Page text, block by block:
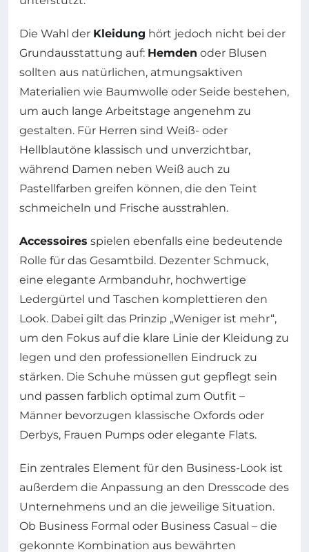
Die Wahl der Kleidung hört jedoch nicht bei der
Grundausstattung auf: Hemden oder Blusen
sollten aus natürlichen, atmungsaktiven
Materialien wie Baumwolle oder Seide bestehen,
um auch lange Arbeitstage angenehm zu
gestalten. Für Herren sind Weiß- oder
Hellblautöne klassisch und unverzichtbar,
während Damen neben Weiß auch zu
Pastellfarben greifen können, die den Teint
schmeicheln und Frische ausstrahlen.
Accessoires spielen ebenfalls eine bedeutende
Rolle für das Gesamtbild. Dezenter Schmuck,
eine elegante Armbanduhr, hochwertige
Ledergürtel und Taschen komplettieren den
Look. Dabei gilt das Prinzip „Weniger ist mehr“,
um den Fokus auf die klare Linie der Kleidung zu
legen und den professionellen Eindruck zu
stärken. Die Schuhe müssen gut gepflegt sein
und passen farblich optimal zum Outfit –
Männer bevorzugen klassische Oxfords oder
Derbys, Frauen Pumps oder elegante Flats.
Ein zentrales Element für den Business-Look ist
außerdem die Anpassung an den Dresscode des
Unternehmens und an die jeweilige Situation.
Ob Business Formal oder Business Casual – die
gekonnte Kombination aus bewährten